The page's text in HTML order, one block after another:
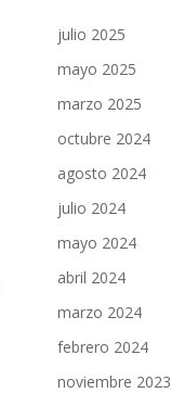
julio 2025
mayo 2025
marzo 2025
octubre 2024
agosto 2024
julio 2024
mayo 2024
abril 2024
marzo 2024
febrero 2024
noviembre 2023